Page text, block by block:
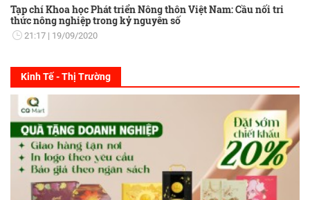
Tạp chí Khoa học Phát triển Nông thôn Việt Nam: Cầu nối tri
thức nông nghiệp trong kỷ nguyên số
21:17 19/09/2020
Kinh Tế - Thị Trường